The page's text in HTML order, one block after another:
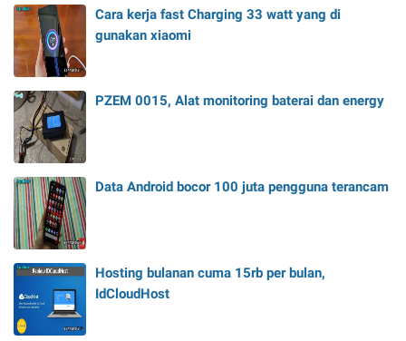
Cara kerja fast Charging 33 watt yang di
gunakan xiaomi
PZEM 0015, Alat monitoring baterai dan energy
Data Android bocor 100 juta pengguna terancam
Hosting bulanan cuma 15rb per bulan,
IdCloudHost